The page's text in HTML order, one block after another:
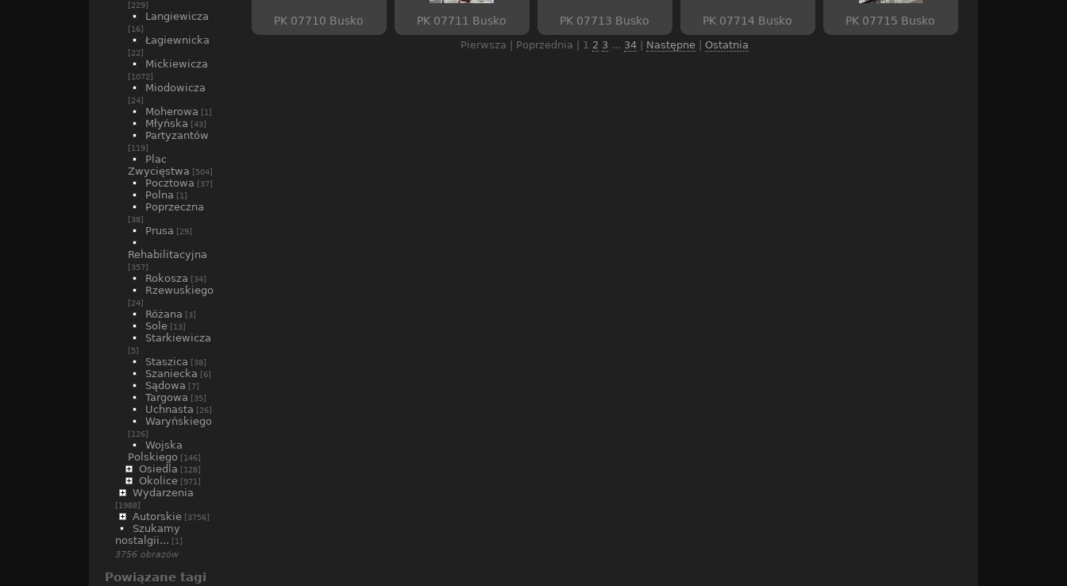
[229]
Langiewicza
[16]
Łagiewnicka
[22]
Mickiewicza
[1072]
Miodowicza
[24]
Moherowa [1]
Młyńska [43]
Partyzantów
[119]
Plac
Zwycięstwa [504]
Pocztowa [37]
Polna [1]
Poprzeczna
[38]
Prusa [29]
Rehabilitacyjna
[357]
Rokosza [34]
Rzewuskiego
[24]
Różana [3]
Sole [13]
Starkiewicza
[5]
Staszica [38]
Szaniecka [6]
Sądowa [7]
Targowa [35]
Uchnasta [26]
Waryńskiego
[126]
Wojska
Polskiego [146]
Osiedla [128]
Okolice [971]
Wydarzenia
[1988]
Autorskie [3756]
Szukamy
nostalgii... [1]
3756 obrazów
Powiązane tagi
PK 07710 Busko PK 07711 Busko PK 07713 Busko PK 07714 Busko PK 07715 Busko
Pierwsza | Poprzednia | 1 2 3 ... 34 Następne Ostatnia